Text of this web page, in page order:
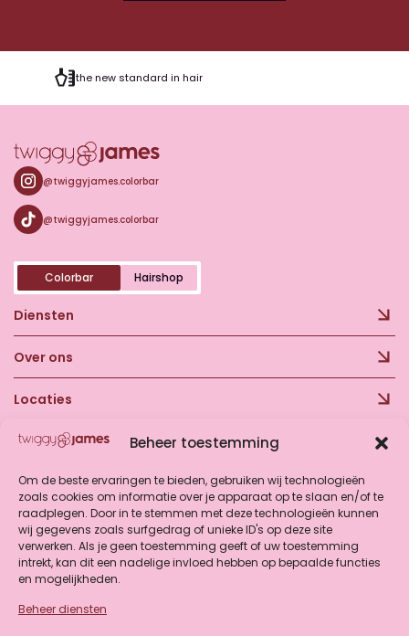
Beheer toestemming
Om de beste ervaringen te bieden, gebruiken wij technologieën
zoals cookies om informatie over je apparaat op te slaan en/of te
raadplegen. Door in te stemmen met deze technologieën kunnen
wij gegevens zoals surfgedrag of unieke ID's op deze site
verwerken. Als je geen toestemming geeft of uw toestemming
intrekt, kan dit een nadelige invloed hebben op bepaalde functies
en mogelijkheden.
Beheer diensten
the new standard in hair
Colorbar Hairshop
@twiggyjames.colorbar
@twiggyjames.colorbar
Mient
T: 06 23 29 83 88
E:mient@twiggyjames.nl
Marktstraat
Marktstraat 6A, 1811 LG Alkmaar
T:06 30 32 00 24
Diensten
Over ons
Locaties